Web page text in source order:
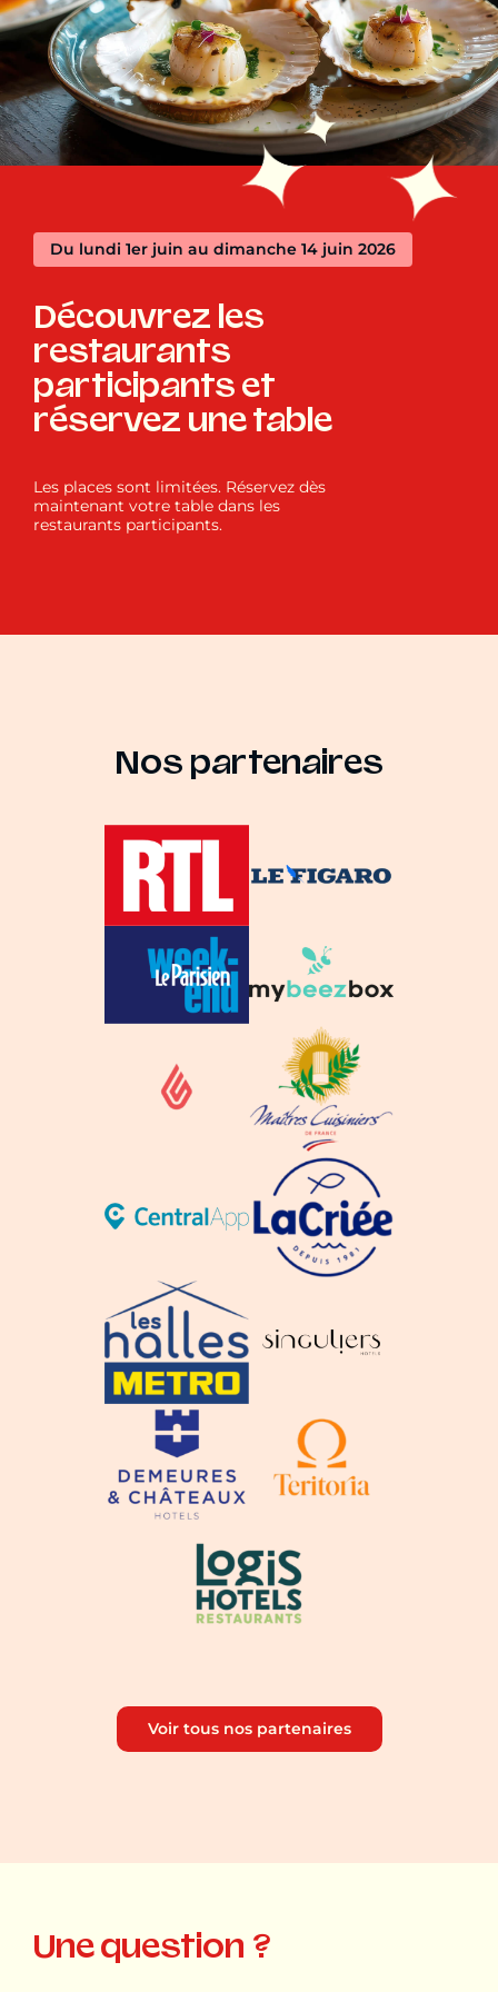
Du lundi 1er juin au dimanche 14 juin 2026
Découvrez les
restaurants
participants et
réservez une table
Les places sont limitées. Réservez dès
maintenant votre table dans les
restaurants participants.
Nos partenaires
Voir tous nos partenaires
Une question ?